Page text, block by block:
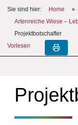
Sie sind hier: Home »
Artenreiche Wiese –
Projektbotschafter
Vorlesen